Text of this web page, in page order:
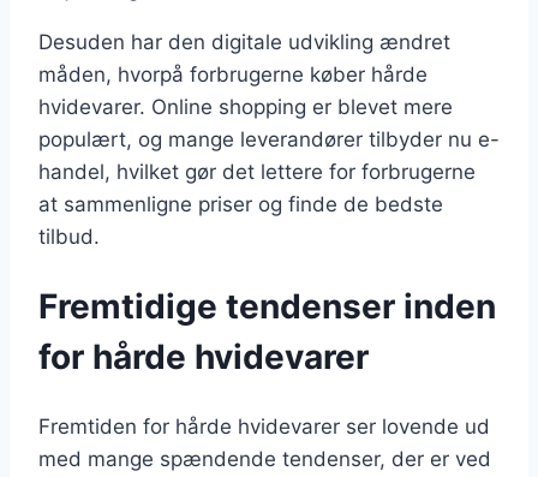
Desuden har den digitale udvikling ændret
måden, hvorpå forbrugerne køber hårde
hvidevarer. Online shopping er blevet mere
populært, og mange leverandører tilbyder nu e-
handel, hvilket gør det lettere for forbrugerne
at sammenligne priser og finde de bedste
tilbud.
Fremtidige tendenser inden
for hårde hvidevarer
Fremtiden for hårde hvidevarer ser lovende ud
med mange spændende tendenser, der er ved